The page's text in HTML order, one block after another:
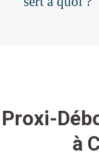
Proxi-
à